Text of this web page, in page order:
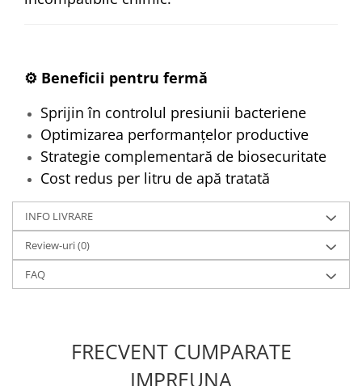
⚙️ Beneficii pentru fermă
Sprijin în controlul presiunii bacteriene
Optimizarea performanțelor productive
Strategie complementară de biosecuritate
Cost redus per litru de apă tratată
INFO LIVRARE
Review-uri(0)
FAQ
FRECVENT CUMPARATE
IMPREUNA